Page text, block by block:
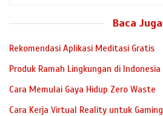
Baca Juga
Rekomendasi Aplikasi Meditasi Gratis
Produk Ramah Lingkungan di Indonesia
Cara Memulai Gaya Hidup Zero Waste
Cara Kerja Virtual Reality untuk Gaming